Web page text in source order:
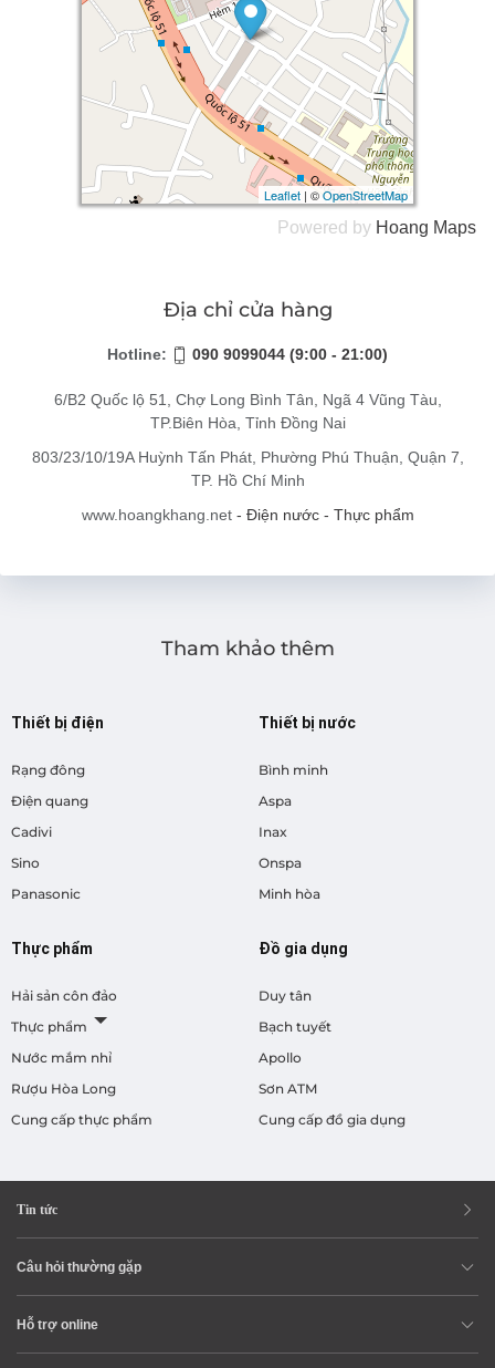
Leaflet | ©OpenStreetMap
Leaflet | ©OpenStreetMap
Powered by Hoang Maps
Địa chỉ cửa hàng
Hotline: 090 9099044 (9:00 - 21:00)
6/B2 Quốc lộ 51, Chợ Long Bình Tân, Ngã 4 Vũng Tàu,
TP.Biên Hòa, Tỉnh Đồng Nai
803/23/10/19A Huỳnh Tấn Phát, Phường Phú Thuận, Quận 7,
TP. Hồ Chí Minh
www.hoangkhang.net - Điện nước - Thực phẩm
Tham khảo thêm
Thiết bị điện
Rạng đông
Điện quang
Cadivi
Sino
Panasonic
Thiết bị nước
Bình minh
Aspa
Inax
Onspa
Minh hòa
Thực phẩm
Hải sản côn đảo
Thực phẩm
Nước mắm nhỉ
Rượu Hòa Long
Cung cấp thực phẩm
Đồ gia dụng
Duy tân
Bạch tuyết
Apollo
Sơn ATM
Cung cấp đồ gia dụng
Tin tức
Câu hỏi thường gặp
Hỗ trợ online